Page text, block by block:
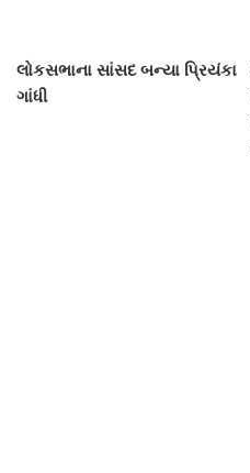
લોકસભાના સાંસદ બન્યા પ્રિયંકા
ગાંધી